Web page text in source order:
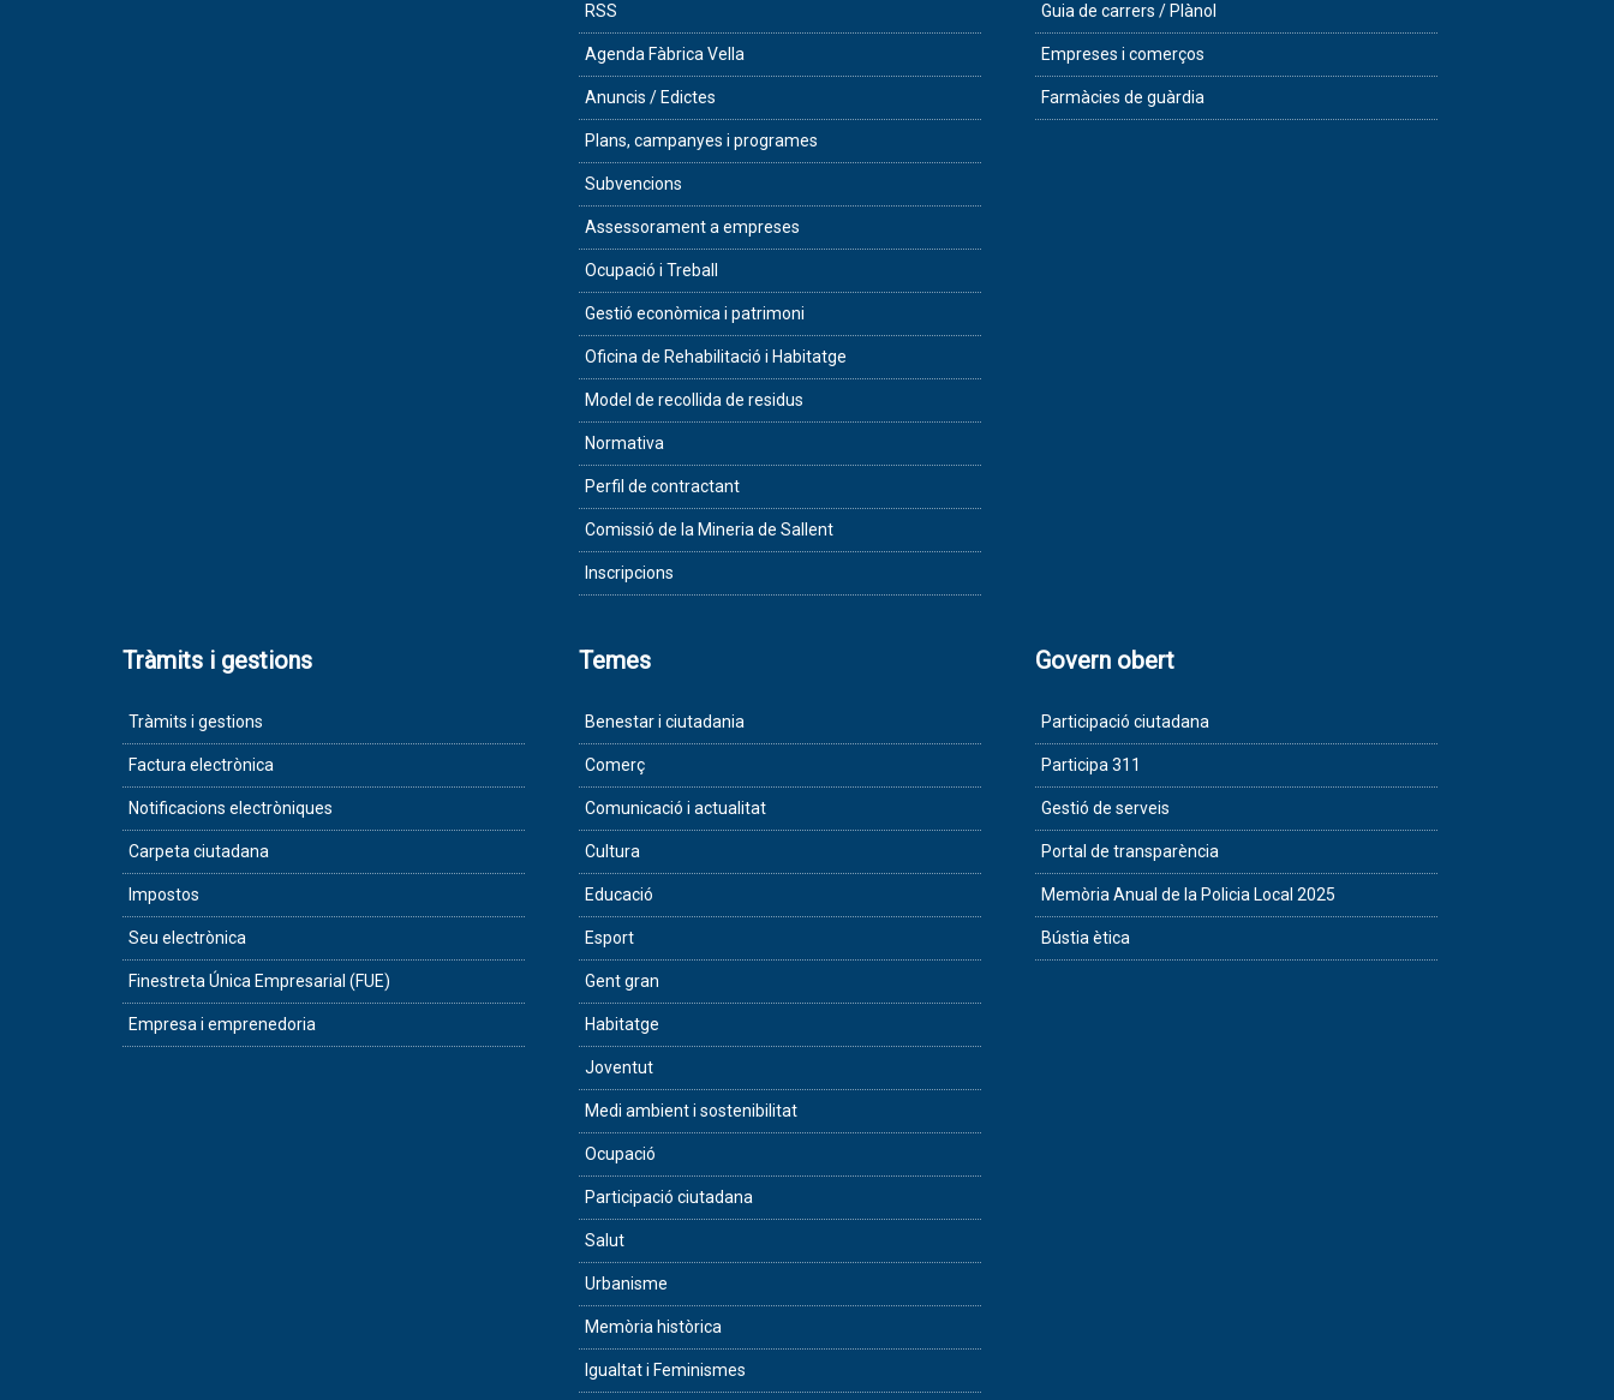
RSS
Agenda Fàbrica Vella
Anuncis / Edictes
Plans, campanyes i programes
Subvencions
Assessorament a empreses
Ocupació i Treball
Gestió econòmica i patrimoni
Oficina de Rehabilitació i Habitatge
Model de recollida de residus
Normativa
Perfil de contractant
Comissió de la Mineria de Sallent
Inscripcions
Guia de carrers / Plànol
Empreses i comerços
Farmàcies de guàrdia
Tràmits i gestions
Tràmits i gestions
Factura electrònica
Notificacions electròniques
Carpeta ciutadana
Impostos
Seu electrònica
Finestreta Única Empresarial (FUE)
Empresa i emprenedoria
Temes
Benestar i ciutadania
Comerç
Comunicació i actualitat
Cultura
Educació
Esport
Gent gran
Habitatge
Joventut
Medi ambient i sostenibilitat
Ocupació
Participació ciutadana
Salut
Urbanisme
Memòria històrica
Igualtat i Feminismes
Govern obert
Participació ciutadana
Participa 311
Gestió de serveis
Portal de transparència
Memòria Anual de la Policia Local 2025
Bústia ètica